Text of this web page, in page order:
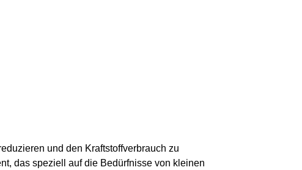
und den Kraftstoffverbrauch zu
das speziell auf die Bedürfnisse von kleinen